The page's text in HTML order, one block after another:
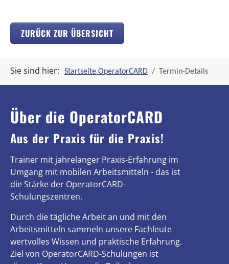
ZURÜCK ZUR ÜBERSICHT
Sie sind hier: Startseite OperatorCARD Termin-Details
Über die OperatorCARD
Aus der Praxis für die Praxis!
Trainer mit jahrelanger Praxis-Erfahrung im
Umgang mit mobilen Arbeitsmitteln - das ist
die Stärke der OperatorCARD-
Schulungszentren.
Durch die tägliche Arbeit an und mit den
Arbeitsmitteln sammeln unsere Fachleute
wertvolles Wissen und praktische Erfahrung.
Ziel von OperatorCARD-Schulungen ist